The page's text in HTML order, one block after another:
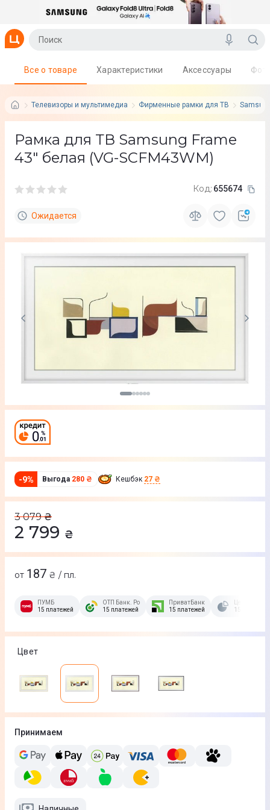
Телевизоры и мультимедиа Фирменные рамки для ТВ
Все о товаре Характеристики Аксессуары
Рамка для ТВ Samsung Frame
43" белая (VG-SCFM43WM)
Код: 655674
Ожидается
-9% Выгода 280 ₴ Кешбэк 27 ₴
3 079 ₴
2 799 ₴
от 187 ₴ / пл.
ПУМБ
15 платежей
ОТП Банк. Розстрочка Скибочка.
15 платежей
ПриватБанк
15 платежей
15 платежей
Цвет
Принимаем